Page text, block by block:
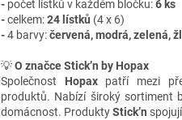
- počet lístků v každém bločku:6 ks
-celkem:24 lístků (4 x 6)
-4 barvy:červená, modrá, zelená,
💡O značce Stick’n by Hopax
Společnost Hopaxpatří mezi
produktů. Nabízí široký sortiment
domácnost. ProduktyStick’n